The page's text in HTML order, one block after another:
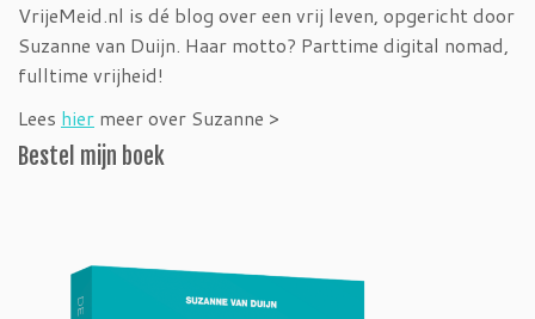
VrijeMeid.nl is dé blog over een vrij leven, opgericht door
Suzanne van Duijn. Haar motto? Parttime digital nomad,
fulltime vrijheid!
Lees hier meer over Suzanne >
Bestel mijn boek